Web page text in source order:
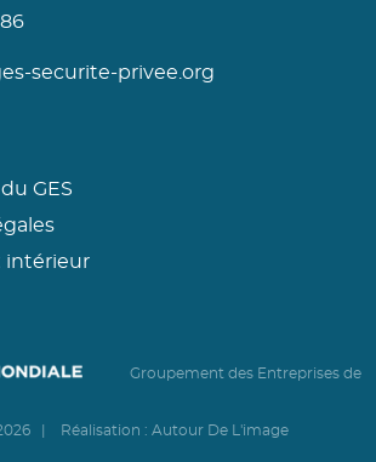
securite-privee.org
GES
intérieur
Groupement des Entreprises de
| Réalisation : Autour De L'image